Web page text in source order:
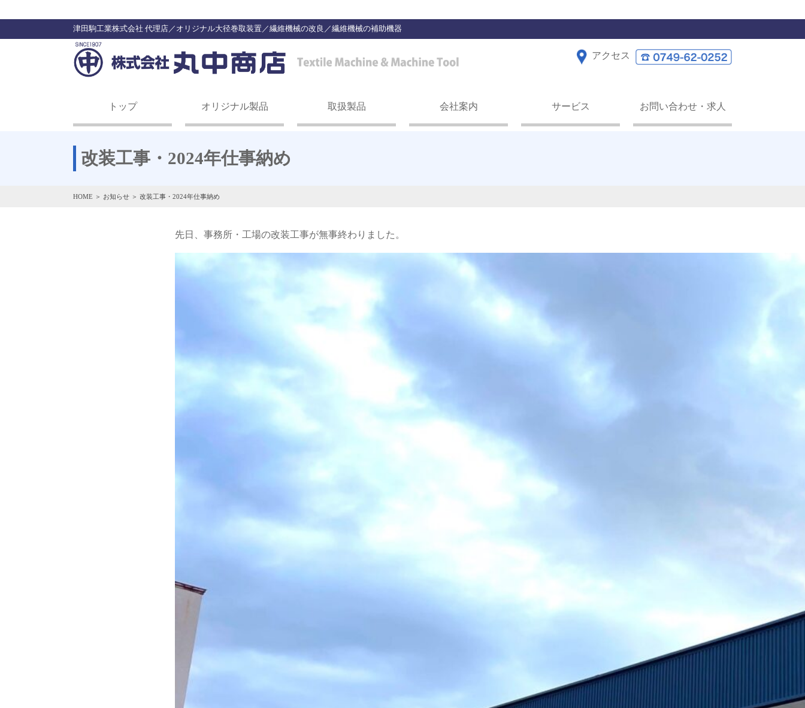
津田駒工業株式会社 代理店／オリジナル大径巻取装置／繊維機械の改良／繊維機械の補助機器
アクセス
トップ オリジナル製品 取扱製品 会社案内 サービス お問い合わせ・求人
改装工事・2024年仕事納め
HOME ＞ お知らせ ＞ 改装工事・2024年仕事納め
先日、事務所・工場の改装工事が無事終わりました。